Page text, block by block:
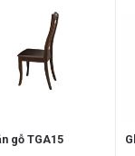
gỗ TGA15